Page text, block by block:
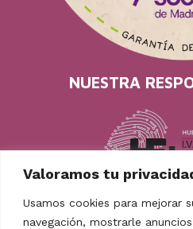
Valoramos tu
Usamos cookies para mejorar
navegación, mostrarle
NUESTRA